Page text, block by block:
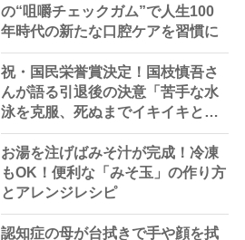
の“咀嚼チェックガム”で人生100
年時代の新たな口腔ケアを習慣に
祝・国民栄誉賞決定！国枝慎吾さ
んが語る引退後の決意「苦手な水
泳を克服、死ぬまでイキイキと挑
戦し続けたい」
お湯を注げばみそ汁が完成！冷凍
もOK！便利な「みそ玉」の作り方
とアレンジレシピ
認知症の母が台拭きで手や顔を拭